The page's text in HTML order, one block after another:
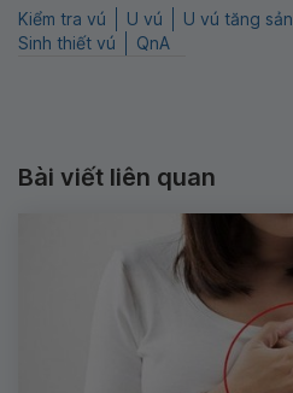
Kiểm tra vú U vú U vú tăng
Sinh thiết vú
QnA
Bài viết liên quan